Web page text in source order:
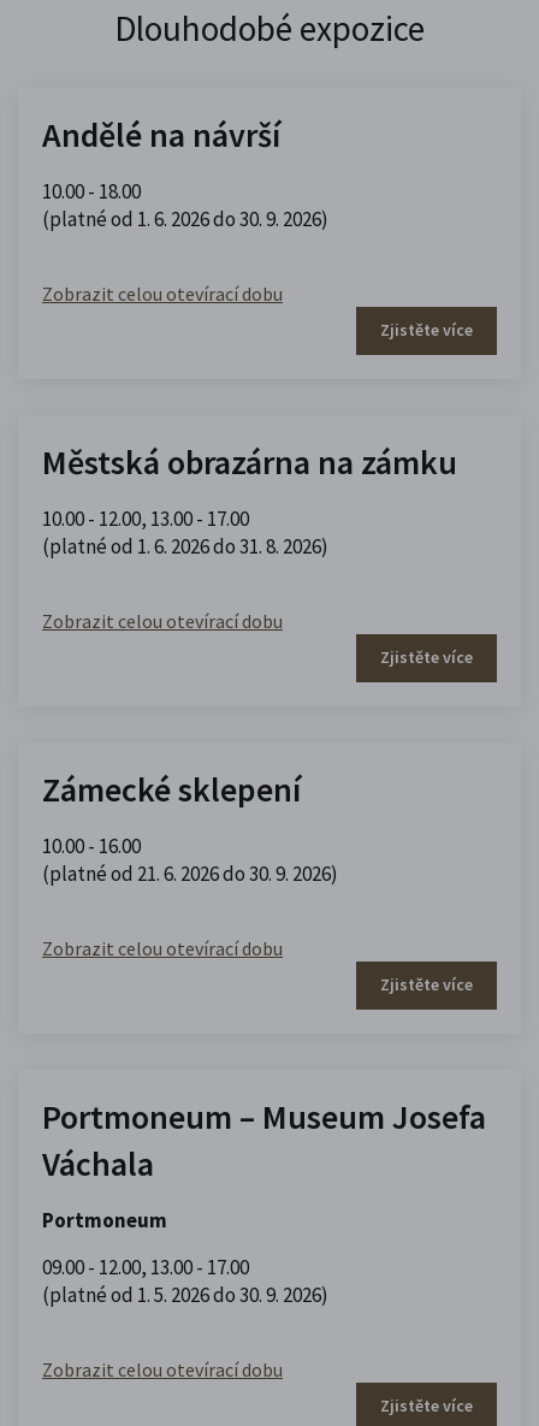
Dlouhodobé expozice
Andělé na návrší
10.00 - 18.00
(platné od 1. 6. 2026 do 30. 9. 2026)
Zobrazit celou otevírací dobu
Zjistěte více
Městská obrazárna na zámku
10.00 - 12.00, 13.00 - 17.00
(platné od 1. 6. 2026 do 31. 8. 2026)
Zobrazit celou otevírací dobu
Zjistěte více
Zámecké sklepení
10.00 - 16.00
(platné od 21. 6. 2026 do 30. 9. 2026)
Zobrazit celou otevírací dobu
Zjistěte více
Portmoneum – Museum Josefa
Váchala
Portmoneum
09.00 - 12.00, 13.00 - 17.00
(platné od 1. 5. 2026 do 30. 9. 2026)
Zobrazit celou otevírací dobu
Zjistěte více